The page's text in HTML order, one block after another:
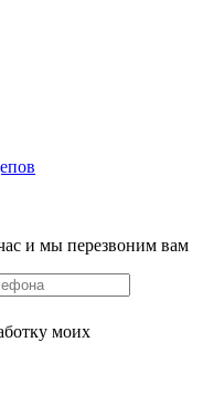
и мы перезвоним вам
моих